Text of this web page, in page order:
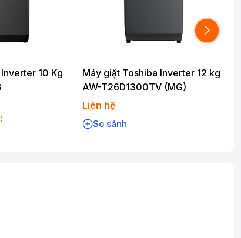
10 Kg
Máy giặt Toshiba Inverter 12 kg
AW-T26D1300TV (MG)
Liên hệ
So sánh